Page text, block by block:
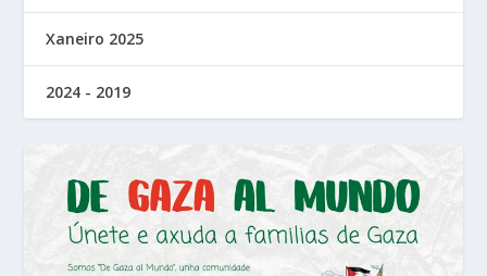
Xaneiro 2025
2024 - 2019